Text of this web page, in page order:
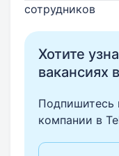
сотрудников
Хотите
вакансиях
Подпишитесь
компании в